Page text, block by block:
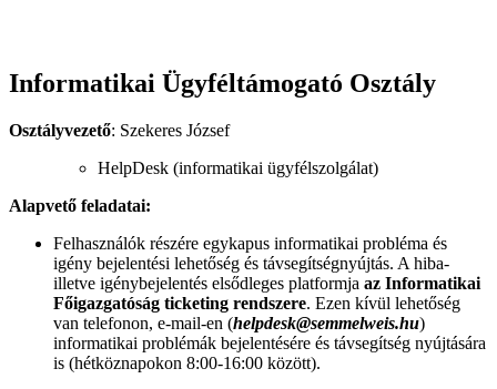
Informatikai Ügyféltámogató Osztály
Osztályvezető: Szekeres József
HelpDesk (informatikai ügyfélszolgálat)
Alapvető feladatai:
Felhasználók részére egykapus informatikai probléma és
igény bejelentési lehetőség és távsegítségnyújtás. A hiba-
illetve igénybejelentés elsődleges platformja az Informatikai
Főigazgatóság ticketing rendszere. Ezen kívül lehetőség
van telefonon, e-mail-en (helpdesk@semmelweis.hu)
informatikai problémák bejelentésére és távsegítség nyújtására
is (hétköznapokon 8:00-16:00 között).